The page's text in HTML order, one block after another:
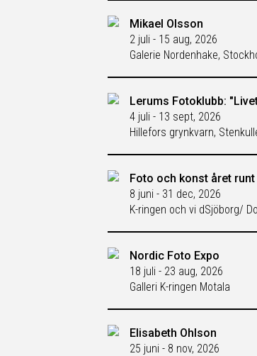
Mikael Olsson
2 juli - 15 aug, 2026
Galerie Nordenhake,
Lerums Fotoklubb:
4 juli - 13 sept, 2026
Hillefors grynkvarn,
Foto och konst året
8 juni - 31 dec, 2026
K-ringen och vi dSjöborg/
Nordic Foto Expo
18 juli - 23 aug, 2026
Galleri K-ringen Motala
Elisabeth Ohlson
25 juni - 8 nov, 2026